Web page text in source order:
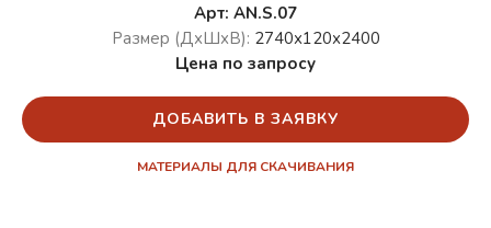
Арт: AN.S.07
Размер (ДхШхВ): 2740х120х2400
Цена по запросу
ДОБАВИТЬ В ЗАЯВКУ
МАТЕРИАЛЫ ДЛЯ СКАЧИВАНИЯ